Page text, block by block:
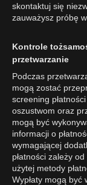
skontaktuj się
zauważysz próbę
Kontrole
przetwarzanie
Podczas
mogą zostać
screening
oszustwom oraz
mogą być
informacji o
wymagającej
płatności zależy
użytej metody
Wypłaty mogą